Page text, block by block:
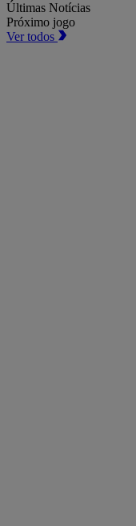
Últimas Notícias
Próximo jogo
Ver todos